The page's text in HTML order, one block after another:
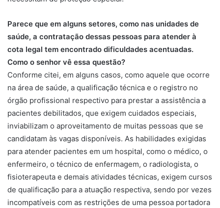
Parece que em alguns setores, como nas unidades de
saúde, a contratação dessas pessoas para atender à
cota legal tem encontrado dificuldades acentuadas.
Como o senhor vê essa questão?
Conforme citei, em alguns casos, como aquele que ocorre
na área de saúde, a qualificação técnica e o registro no
órgão profissional respectivo para prestar a assistência a
pacientes debilitados, que exigem cuidados especiais,
inviabilizam o aproveitamento de muitas pessoas que se
candidatam às vagas disponíveis. As habilidades exigidas
para atender pacientes em um hospital, como o médico, o
enfermeiro, o técnico de enfermagem, o radiologista, o
fisioterapeuta e demais atividades técnicas, exigem cursos
de qualificação para a atuação respectiva, sendo por vezes
incompatíveis com as restrições de uma pessoa portadora